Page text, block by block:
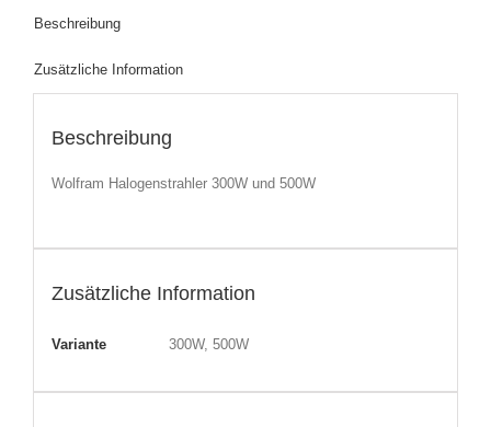
Beschreibung
Zusätzliche Information
Beschreibung
Wolfram Halogenstrahler 300W und 500W
Zusätzliche Information
Variante 300W, 500W